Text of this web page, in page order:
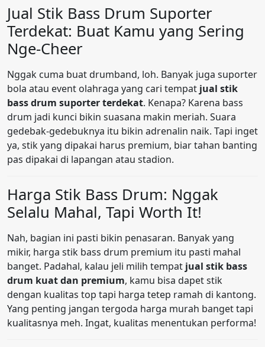
Jual Stik Bass Drum Suporter
Terdekat: Buat Kamu yang Sering
Nge-Cheer
Nggak cuma buat drumband, loh. Banyak juga suporter
bola atau event olahraga yang cari tempat jual stik
bass drum suporter terdekat. Kenapa? Karena bass
drum jadi kunci bikin suasana makin meriah. Suara
gedebak-gedebuknya itu bikin adrenalin naik. Tapi inget
ya, stik yang dipakai harus premium, biar tahan banting
pas dipakai di lapangan atau stadion.
Harga Stik Bass Drum: Nggak
Selalu Mahal, Tapi Worth It!
Nah, bagian ini pasti bikin penasaran. Banyak yang
mikir, harga stik bass drum premium itu pasti mahal
banget. Padahal, kalau jeli milih tempat jual stik bass
drum kuat dan premium, kamu bisa dapet stik
dengan kualitas top tapi harga tetep ramah di kantong.
Yang penting jangan tergoda harga murah banget tapi
kualitasnya meh. Ingat, kualitas menentukan performa!